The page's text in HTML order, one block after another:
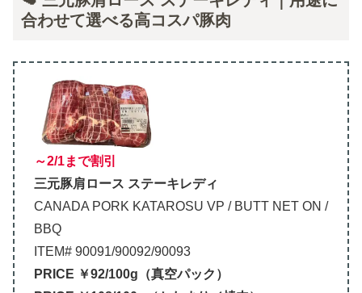
合わせて選べる高コスパ豚肉
～2/1まで割引
三元豚肩ロース ステーキレディ
CANADA PORK KATAROSU VP / BUTT NET ON /
BBQ
ITEM# 90091/90092/90093
PRICE ￥92/100g（真空パック）